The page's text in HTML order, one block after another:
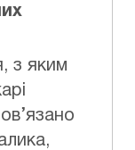
з яким